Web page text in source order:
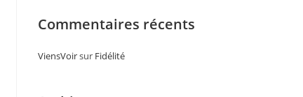
Commentaires récents
ViensVoirsur Fidélité